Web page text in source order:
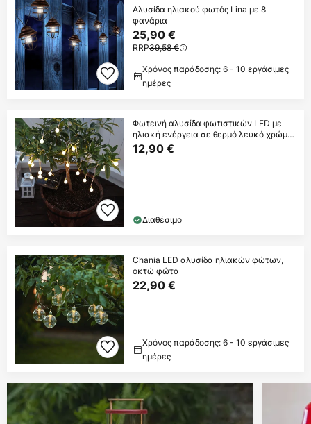
Αλυσίδα ηλιακού φωτός Lina με 8
φανάρια
25,90 €
RRP39,58 €
Χρόνος παράδοσης: 6 - 10 εργάσιμες
ημέρες
Φωτεινή αλυσίδα φωτιστικών LED με
ηλιακή ενέργεια σε θερμό λευκό χρώμα
Globini
12,90 €
Διαθέσιμο
Chania LED αλυσίδα ηλιακών φώτων,
οκτώ φώτα
22,90 €
Χρόνος παράδοσης: 6 - 10 εργάσιμες
ημέρες